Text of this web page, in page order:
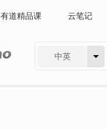
有道精品课 云笔记
中英